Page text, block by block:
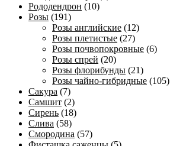
Рододендрон (10)
Розы (191)
Розы английские (12)
Розы плетистые (27)
Розы почвопокровные (6)
Розы спрей (20)
Розы флорибунды (21)
Розы чайно-гибридные (105)
Сакура (7)
Самшит (2)
Сирень (18)
Слива (58)
Смородина (57)